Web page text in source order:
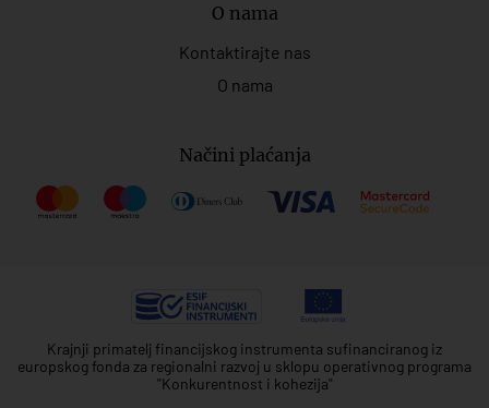
O nama
Kontaktirajte nas
O nama
Načini plaćanja
Krajnji primatelj financijskog instrumenta sufinanciranog iz
europskog fonda za regionalni razvoj u sklopu operativnog programa
"Konkurentnost i kohezija"